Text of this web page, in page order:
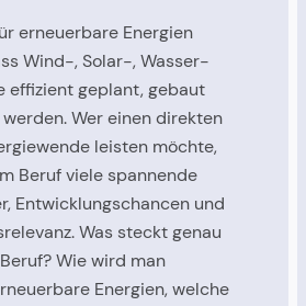
erneuerbare Energien
Wind-, Solar-, Wasser-
effizient geplant, gebaut
Wer einen direkten
leisten möchte,
Beruf viele spannende
Entwicklungschancen und
Was steckt genau
Wie wird man
Energien, welche